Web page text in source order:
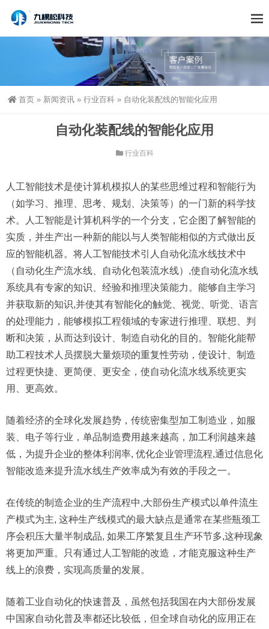
首页 » 新闻资讯 » 行业百科 » 自动化装配线的智能化应用
自动化装配线的智能化应用
行业百科
人工智能技术是使计算机模拟人的某些思维过程和智能行为
（如学习、推理、思考、规划、决策等）的一门新的科学技
术。人工智能是计算机科学的一个分支，它企图了解智能的
实质，并生产出一种新的能以与人类智能相似的方式做出反
应的智能机器。将人工智能技术引人自动化流水线技术中
（自动化生产流水线、自动化包装流水线）,使自动化流水线
系统具有专家的知识、经验和推理决策能力。能够自主学习
并获取新的知识,并使其有智能化的触觉、视觉、听觉、语言
的处理能力，能够模拟工程领域的专家进行推理、联想、判
断和决策，从而达到设计、制造自动化的目的。智能化能帮
助工程技术人员摆脱大量烦琐的重复性劳动，使设计、制造
过程更快捷、更简便、更安全，使自动化流水线系统更实
用、更高效。
随着经济的全球化发展趋势，传统密集型加工制造业，如服
装、电子等行业，单品制造费用越来越高，加工利润越来越
低，为提升企业的整体利润率, 优化企业管理流程,通过信息化
智能改造来提升流水线生产效率成为有效的手段之一。
在传统的制造企业的生产流程中,大部份生产模式以单件流生
产模式为主, 这种生产线模式的最大缺点是通常在某些瓶颈工
序会积压大量半制成品, 如果工序繁复且生产环节多,这种现象
将更加严重。只有通过人工智能的改造，才能克服这种生产
线上的浪费，实现高质量的发展。
随着工业自动化的快速普及，虽然包括我国在内大部份发展
中国家自动化普及率都还比较低，但全球自动化的应用正在